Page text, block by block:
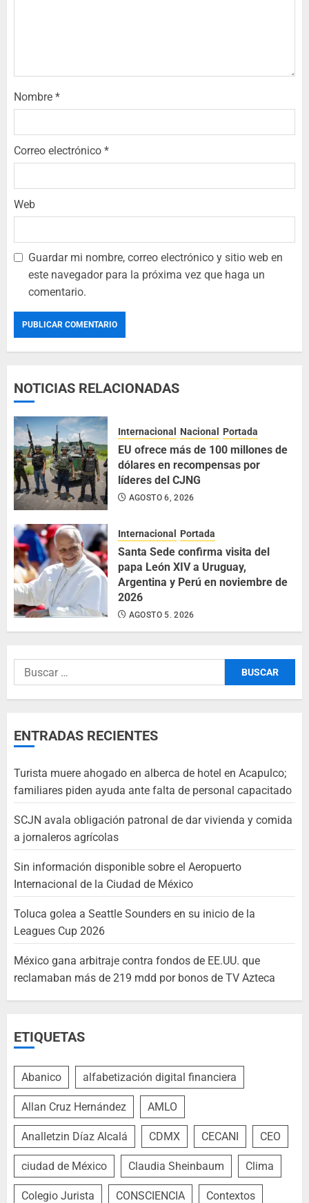
Nombre *
Correo electrónico *
Web
Guardar mi nombre, correo electrónico y sitio web en
este navegador para la próxima vez que haga un
comentario.
NOTICIAS RELACIONADAS
Internacional Nacional Portada
EU ofrece más de 100 millones de
dólares en recompensas por
líderes del CJNG
AGOSTO 6, 2026
Internacional Portada
Santa Sede confirma visita del
papa León XIV a Uruguay,
Argentina y Perú en noviembre de
2026
AGOSTO 5, 2026
ENTRADAS RECIENTES
Turista muere ahogado en alberca de hotel en Acapulco;
familiares piden ayuda ante falta de personal capacitado
SCJN avala obligación patronal de dar vivienda y comida
a jornaleros agrícolas
Sin información disponible sobre el Aeropuerto
Internacional de la Ciudad de México
Toluca golea a Seattle Sounders en su inicio de la
Leagues Cup 2026
México gana arbitraje contra fondos de EE.UU. que
reclamaban más de 219 mdd por bonos de TV Azteca
ETIQUETAS
Abanico alfabetización digital financiera
Allan Cruz Hernández AMLO
Analletzin Díaz Alcalá CDMX CECANI CEO
ciudad de México Claudia Sheinbaum Clima
Colegio Jurista CONSCIENCIA Contextos